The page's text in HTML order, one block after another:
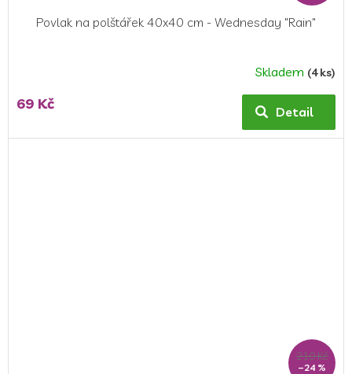
Povlak na polštářek 40x40 cm - Wednesday "Rain"
Skladem (4 ks)
69 Kč Detail
210 Kč
–24 %